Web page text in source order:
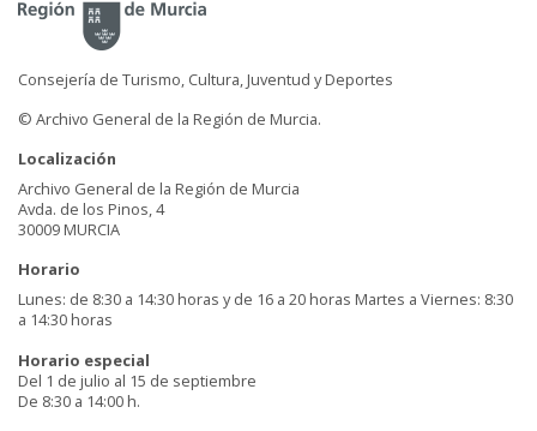
Consejería de Turismo, Cultura, Juventud y Deportes
© Archivo General de la Región de Murcia.
Localización
Archivo General de la Región de Murcia
Avda. de los Pinos, 4
30009 MURCIA
Horario
Lunes: de 8:30 a 14:30 horas y de 16 a 20 horas Martes a Viernes: 8:30
a 14:30 horas
Horario especial
Del 1 de julio al 15 de septiembre
De 8:30 a 14:00 h.